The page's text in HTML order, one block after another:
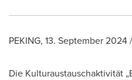
PEKING, 13. September 2024
Die Kulturaustauschaktivität